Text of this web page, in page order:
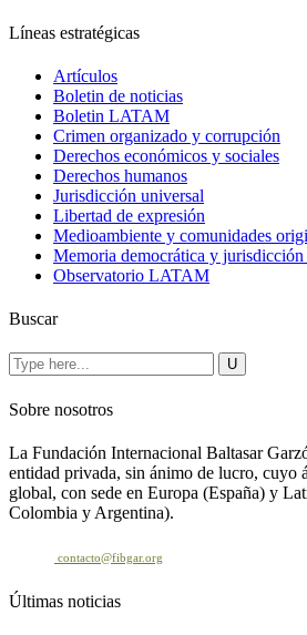
Líneas estratégicas
Artículos
Boletin de noticias
Boletin LATAM
Crimen organizado y corrupción
Derechos económicos y sociales
Derechos humanos
Jurisdicción universal
Libertad de expresión
Medioambiente y comunidades
Memoria democrática y jurisdicción
Observatorio LATAM
Buscar
Sobre nosotros
La Fundación Internacional Baltasar
entidad privada, sin ánimo de lucro, cuyo
global, con sede en Europa (España) y
Colombia y Argentina).
contacto@fibgar.org
Últimas noticias